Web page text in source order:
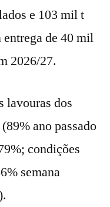
e 103 mil t
de 40 mil
2026/27.
lavouras dos
ano passado
condições
semana